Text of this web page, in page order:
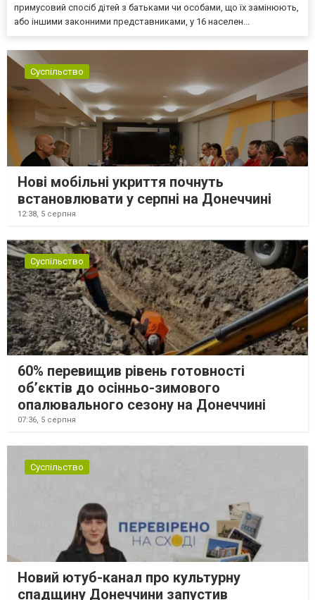
примусовий спосіб дітей з батьками чи особами, що їх замінюють,
або іншими законними представниками, у 16 населен...
Суспільство
Нові мобільні укриття почнуть
встановлювати у серпні на Донеччині
12:38, 5 серпня
Суспільство
60% перевищив рівень готовності
об’єктів до осінньо-зимового
опалювального сезону на Донеччині
07:36, 5 серпня
Суспільство
Новий ютуб-канал про культурну
спадщину Донеччини запустив